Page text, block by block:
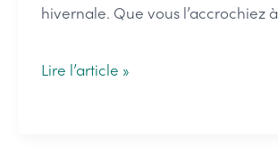
hivernale. Que vous l’accrochiez à
Couronne
Lire l’article »